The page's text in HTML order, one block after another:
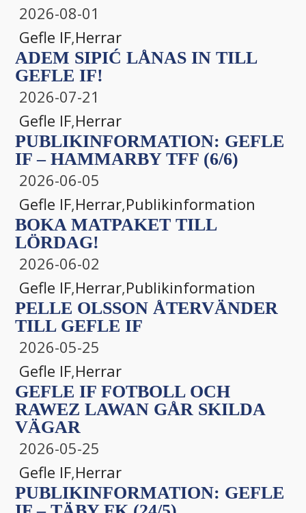
2026-08-01
Gefle IF,Herrar
ADEM SIPIĆ LÅNAS IN TILL
GEFLE IF!
2026-07-21
Gefle IF,Herrar
PUBLIKINFORMATION: GEFLE
IF – HAMMARBY TFF (6/6)
2026-06-05
Gefle IF,Herrar,Publikinformation
BOKA MATPAKET TILL
LÖRDAG!
2026-06-02
Gefle IF,Herrar,Publikinformation
PELLE OLSSON ÅTERVÄNDER
TILL GEFLE IF
2026-05-25
Gefle IF,Herrar
GEFLE IF FOTBOLL OCH
RAWEZ LAWAN GÅR SKILDA
VÄGAR
2026-05-25
Gefle IF,Herrar
PUBLIKINFORMATION: GEFLE